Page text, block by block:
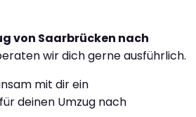
von Saarbrücken nach
wir dich gerne ausführlich.
mit dir ein
für deinen Umzug nach